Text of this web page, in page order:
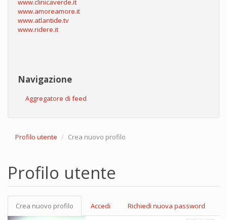
www.amoreamore.it
www.atlantide.tv
www.ridere.it
Navigazione
Aggregatore di feed
Profilo utente Crea nuovo profilo
Profilo utente
Schede primarie
Crea nuovo profilo (scheda
attiva)
Accedi Richiedi nuova password